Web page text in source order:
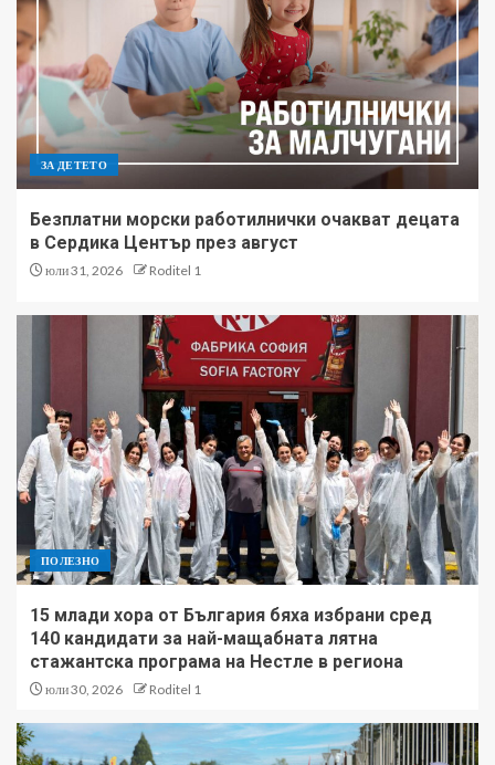
ЗА ДЕТЕТО
Безплатни морски работилнички очакват децата
в Сердика Център през август
юли 31, 2026 Roditel 1
ПОЛЕЗНО
15 млади хора от България бяха избрани сред
140 кандидати за най-мащабната лятна
стажантска програма на Нестле в региона
юли 30, 2026 Roditel 1